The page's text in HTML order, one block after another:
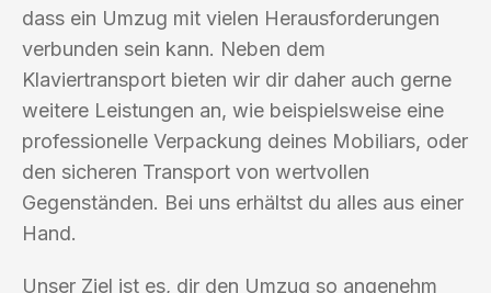
dass ein Umzug mit vielen Herausforderungen
verbunden sein kann. Neben dem
Klaviertransport bieten wir dir daher auch gerne
weitere Leistungen an, wie beispielsweise eine
professionelle Verpackung deines Mobiliars, oder
den sicheren Transport von wertvollen
Gegenständen. Bei uns erhältst du alles aus einer
Hand.
Unser Ziel ist es, dir den Umzug so angenehm